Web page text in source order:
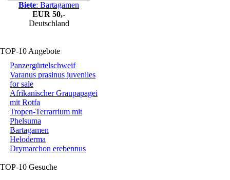
Biete: Bartagamen
EUR 50,-
Deutschland
TOP-10 Angebote
Panzergürtelschweif
Varanus prasinus juveniles
for sale
Afrikanischer Graupapagei
mit Rotfa
Tropen-Terrarrium mit
Phelsuma
Bartagamen
Heloderma
Drymarchon erebennus
TOP-10 Gesuche